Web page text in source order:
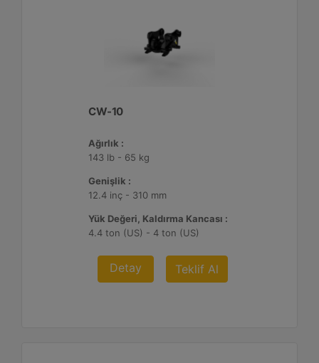
CW-10
Ağırlık :
143 lb - 65 kg
Genişlik :
12.4 inç - 310 mm
Yük Değeri, Kaldırma Kancası :
4.4 ton (US) - 4 ton (US)
Detay Teklif Al